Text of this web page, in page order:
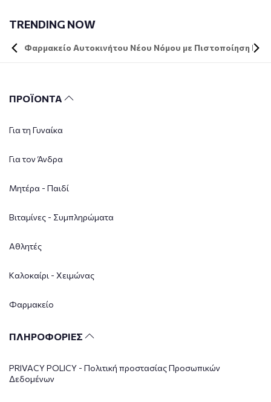
TRENDING NOW
Φαρμακείο Αυτοκινήτου Νέου Νόμου με Πιστοποίηση DIN
ΠΡΟΪΟΝΤΑ
Για τη Γυναίκα
Για τον Άνδρα
Μητέρα - Παιδί
Βιταμίνες - Συμπληρώματα
Αθλητές
Καλοκαίρι - Χειμώνας
Φαρμακείο
ΠΛΗΡΟΦΟΡΙΕΣ
PRIVACY POLICY - Πολιτική προστασίας Προσωπικών
Δεδομένων